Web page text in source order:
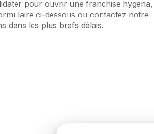
pour ouvrir une franchise hygena,
ci-dessous ou contactez notre
dans les plus brefs délais.